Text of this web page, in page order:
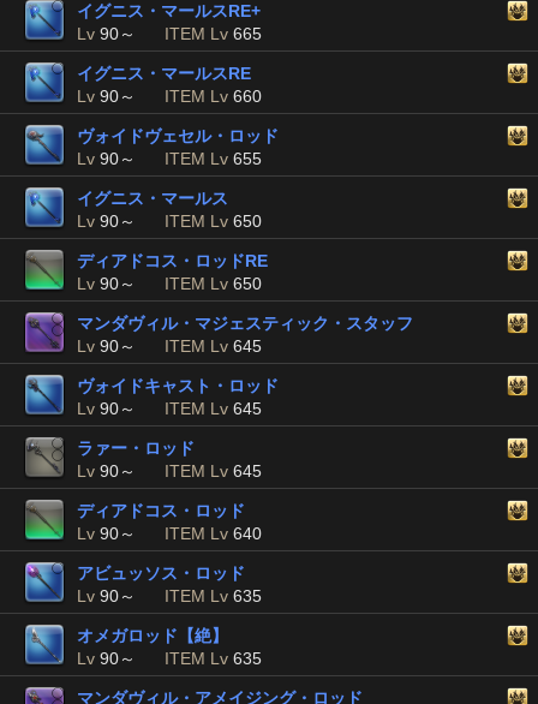
イグニス・マールスRE+
Lv 90～ ITEM Lv 665
イグニス・マールスRE
Lv 90～ ITEM Lv 660
ヴォイドヴェセル・ロッド
Lv 90～ ITEM Lv 655
イグニス・マールス
Lv 90～ ITEM Lv 650
ディアドコス・ロッドRE
Lv 90～ ITEM Lv 650
マンダヴィル・マジェスティック・スタッフ
Lv 90～ ITEM Lv 645
ヴォイドキャスト・ロッド
Lv 90～ ITEM Lv 645
ラァー・ロッド
Lv 90～ ITEM Lv 645
ディアドコス・ロッド
Lv 90～ ITEM Lv 640
アビュッソス・ロッド
Lv 90～ ITEM Lv 635
オメガロッド【絶】
Lv 90～ ITEM Lv 635
マンダヴィル・アメイジング・ロッド